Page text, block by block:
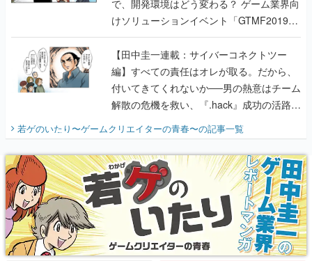
編】すべての責任はオレが取る。だから、
付いてきてくれないか──男の熱意はチーム
解散の危機を救い、『.hack』成功の活路を
開く。業界の快男児・松山 洋に流れる血は
『少年ジャンプ』色だった【若ゲのいた
り】
若ゲのいたり〜ゲームクリエイターの青春〜の記事一覧
X
Youtube
Discord
RSS